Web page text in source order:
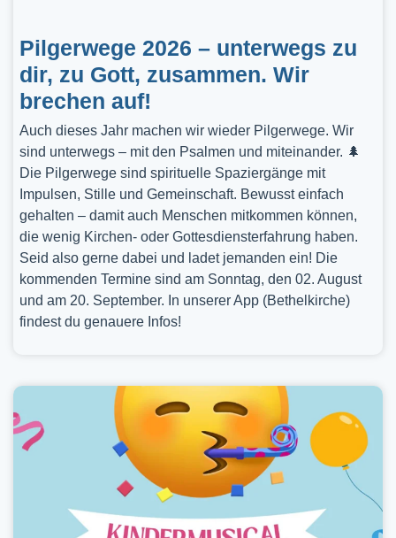
Pilgerwege 2026 – unterwegs zu
dir, zu Gott, zusammen. Wir
brechen auf!
Auch dieses Jahr machen wir wieder Pilgerwege. Wir
sind unterwegs – mit den Psalmen und miteinander. 🌲
Die Pilgerwege sind spirituelle Spaziergänge mit
Impulsen, Stille und Gemeinschaft. Bewusst einfach
gehalten – damit auch Menschen mitkommen können,
die wenig Kirchen- oder Gottesdiensterfahrung haben.
Seid also gerne dabei und ladet jemanden ein! Die
kommenden Termine sind am Sonntag, den 02. August
und am 20. September. In unserer App (Bethelkirche)
findest du genauere Infos!